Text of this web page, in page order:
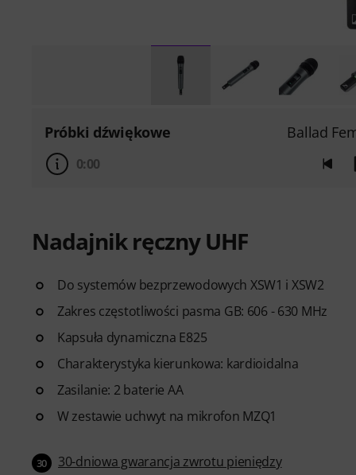
Próbki dźwiękowe Ballad
0:00
Nadajnik ręczny UHF
Do systemów bezprzewodowych XSW1 i XSW2
Zakres częstotliwości pasma GB: 606 - 630 MHz
Kapsuła dynamiczna E825
Charakterystyka kierunkowa: kardioidalna
Zasilanie: 2 baterie AA
W zestawie uchwyt na mikrofon MZQ1
30 30-dniowa gwarancja zwrotu pieniędzy